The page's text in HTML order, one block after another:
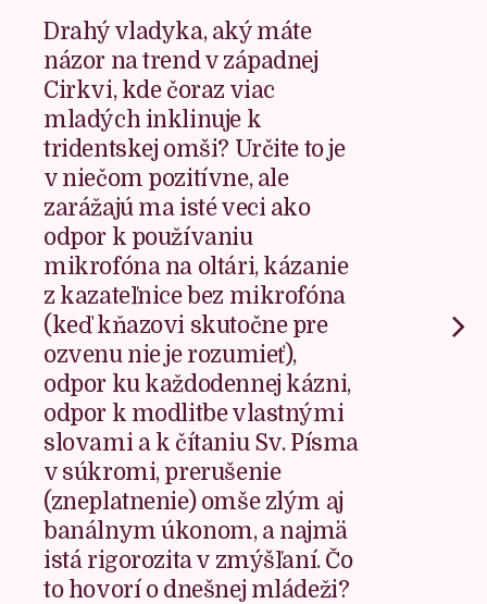
Drahý vladyka, aký máte
názor na trend v západnej
Cirkvi, kde čoraz viac
mladých inklinuje k
tridentskej omši? Určite to je
v niečom pozitívne, ale
zarážajú ma isté veci ako
odpor k používaniu
mikrofóna na oltári, kázanie
z kazateľnice bez mikrofóna
(keď kňazovi skutočne pre
ozvenu nie je rozumieť),
odpor ku každodennej kázni,
odpor k modlitbe vlastnými
slovami a k čítaniu Sv. Písma
v súkromi, prerušenie
(zneplatnenie) omše zlým aj
banálnym úkonom, a najmä
istá rigorozita v zmýšľaní. Čo
to hovorí o dnešnej mládeži?